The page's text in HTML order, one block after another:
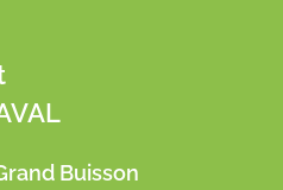
Buisson